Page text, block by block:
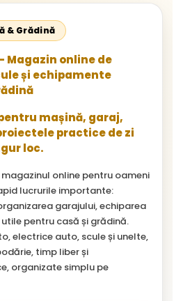
& Grădină
Magazin online de
și echipamente
mașină, garaj,
practice de zi
loc.
online pentru oameni
lucrurile importante:
garajului, echiparea
pentru casă și grădină.
electrice auto, scule și unelte,
timp liber și
organizate simplu pe